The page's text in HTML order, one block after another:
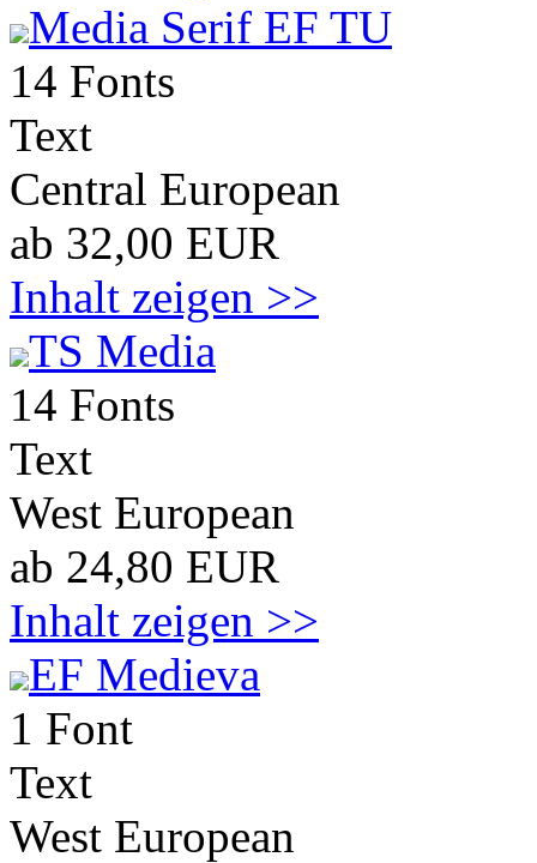
Media Serif EF TU
14 Fonts
Text
Central European
ab 32,00 EUR
Inhalt zeigen >>
TS Media
14 Fonts
Text
West European
ab 24,80 EUR
Inhalt zeigen >>
EF Medieva
1 Font
Text
West European